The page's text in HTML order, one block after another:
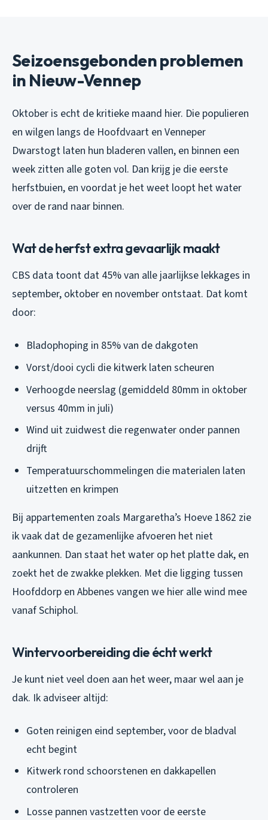
Seizoensgebonden problemen
in Nieuw-Vennep
Oktober is echt de kritieke maand hier. Die populieren
en wilgen langs de Hoofdvaart en Venneper
Dwarstogt laten hun bladeren vallen, en binnen een
week zitten alle goten vol. Dan krijg je die eerste
herfstbuien, en voordat je het weet loopt het water
over de rand naar binnen.
Wat de herfst extra gevaarlijk maakt
CBS data toont dat 45% van alle jaarlijkse lekkages in
september, oktober en november ontstaat. Dat komt
door:
Bladophoping in 85% van de dakgoten
Vorst/dooi cycli die kitwerk laten scheuren
Verhoogde neerslag (gemiddeld 80mm in oktober
versus 40mm in juli)
Wind uit zuidwest die regenwater onder pannen
drijft
Temperatuurschommelingen die materialen laten
uitzetten en krimpen
Bij appartementen zoals Margaretha’s Hoeve 1862 zie
ik vaak dat de gezamenlijke afvoeren het niet
aankunnen. Dan staat het water op het platte dak, en
zoekt het de zwakke plekken. Met die ligging tussen
Hoofddorp en Abbenes vangen we hier alle wind mee
vanaf Schiphol.
Wintervoorbereiding die écht werkt
Je kunt niet veel doen aan het weer, maar wel aan je
dak. Ik adviseer altijd:
Goten reinigen eind september, voor de bladval
echt begint
Kitwerk rond schoorstenen en dakkapellen
controleren
Losse pannen vastzetten voor de eerste